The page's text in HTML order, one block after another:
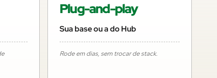
Plug-and-play
Sua base ou a do Hub
Rode em dias, sem trocar de stack.